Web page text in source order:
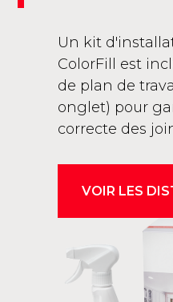
Un kit
ColorFill est
de plan de
onglet) pour
correcte des
VOIR LES